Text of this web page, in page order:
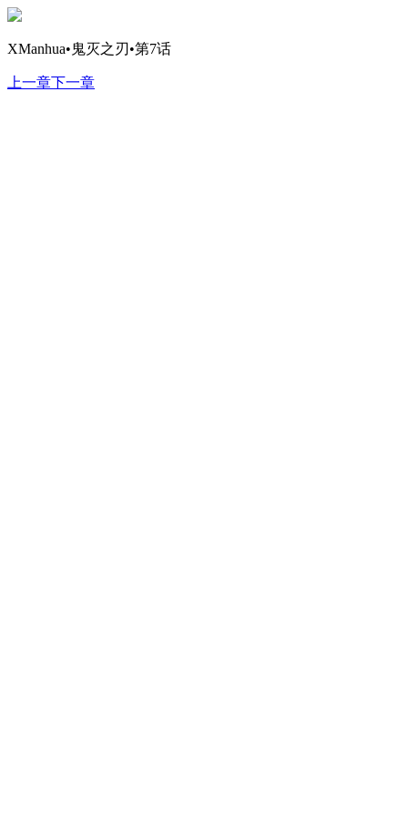
XManhua•鬼灭之刃•第7话
上一章下一章